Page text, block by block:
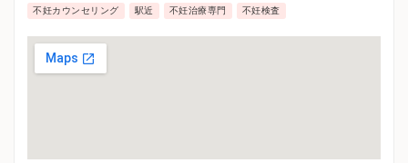
不妊カウンセリング 駅近 不妊治療専門 不妊検査